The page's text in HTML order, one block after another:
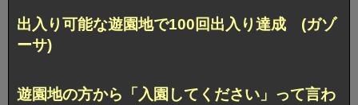
出入り可能な遊園地で100回出入り達成 (ガゾ
ーサ)
遊園地の方から「入園してください」って言わ